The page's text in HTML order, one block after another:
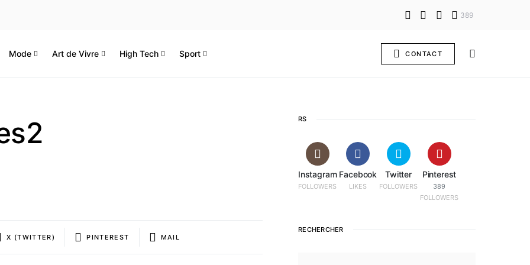
389
Mode Art de Vivre High Tech Sport CONTACT
X (TWITTER) PINTEREST MAIL
RS
Instagram
FOLLOWERS
Facebook
LIKES
Twitter
FOLLOWERS
Pinterest
389
FOLLOWERS
RECHERCHER